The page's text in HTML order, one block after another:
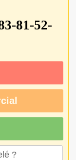
81-52-